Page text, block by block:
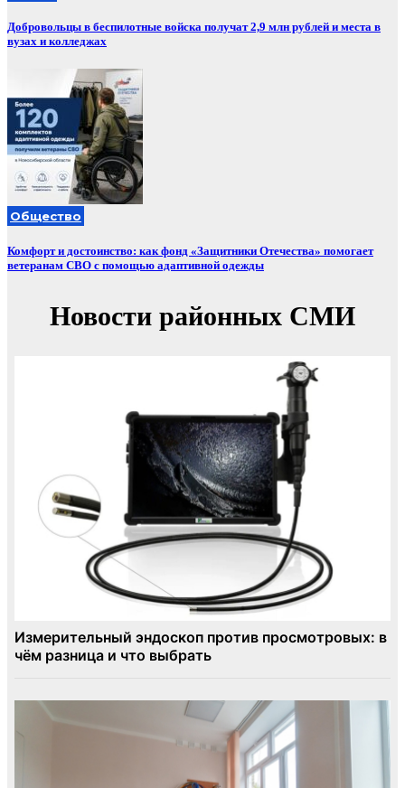
Добровольцы в беспилотные войска получат 2,9 млн рублей и места в
вузах и колледжах
Общество
Комфорт и достоинство: как фонд «Защитники Отечества» помогает
ветеранам СВО с помощью адаптивной одежды